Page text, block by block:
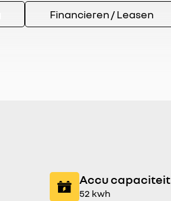
Financieren / Leasen
Accu capaciteit
52 kwh